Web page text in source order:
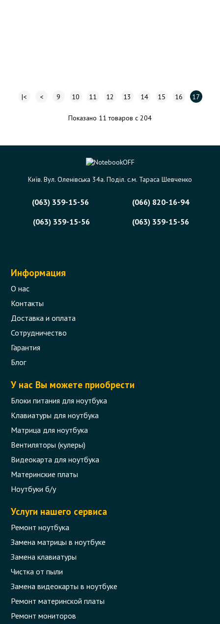
|< < 9 10 11 12 13 14 15 16 17
Показано 11 товаров с 204
Київ. Вул. Оленівська 34а. Поділ. с.м. Тараса Шевченко
(063) 359-15-56
(066) 820-16-94
(063) 359-15-56
(063) 359-15-56
Информация
О нас
Контакты
Доставка и оплата
Сотрудничество
Гарантия
Блог
У нас Вы можете приобрести
Блоки питания для ноутбука
Клавиатуры для ноутбука
Матрица для ноутбука
Вентиляторы (кулеры)
Видеокарта для ноутбука
Материнские платы
Ноутбуки б/у
Услуги нашего сервиса
Ремонт ноутбука
Замена матрицы в ноутбуке
Замена клавиатуры
Чистка от пыли
Замена видеокарты в ноутбуке
Ремонт материнской платы
Ремонт мониторов